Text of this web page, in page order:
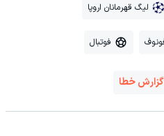
لیگ قهرمانان اروپا
فوتبال
گزارش خطا